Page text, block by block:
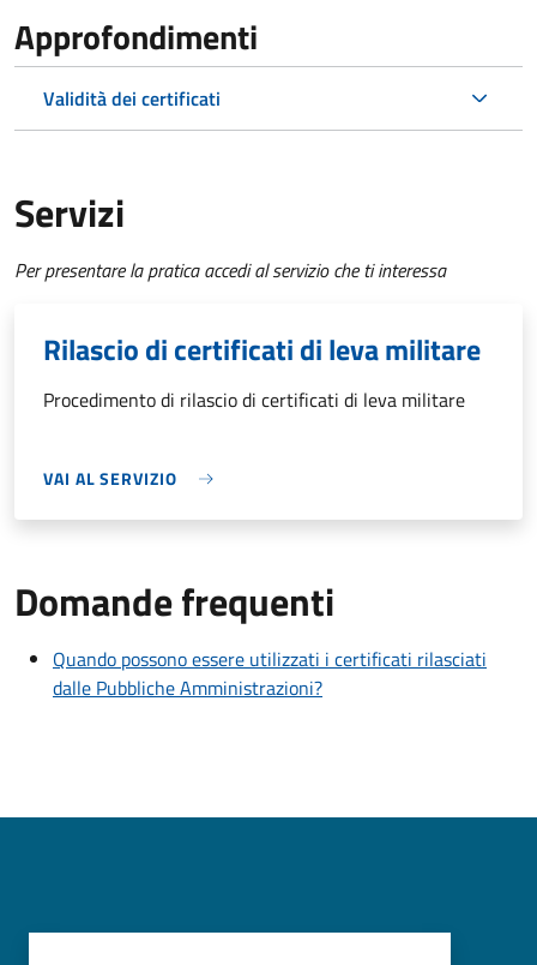
Approfondimenti
Validità dei certificati
Servizi
Per presentare la pratica accedi al servizio che ti interessa
Rilascio di certificati di leva militare
Procedimento di rilascio di certificati di leva militare
VAI AL SERVIZIO
Domande frequenti
Quando possono essere utilizzati i certificati rilasciati
dalle Pubbliche Amministrazioni?